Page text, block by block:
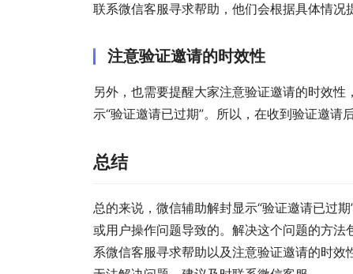
联系微信客服寻求帮助，他们会根据具体情况
注意验证邀请的时效性
另外，也需要提醒大家注意验证邀请的时效
示“验证邀请已过期”。所以，在收到验证邀请
总结
总的来说，微信辅助解封显示“验证邀请已过
或用户操作问题导致的。解决这个问题的方
系微信客服寻求帮助以及注意验证邀请的时